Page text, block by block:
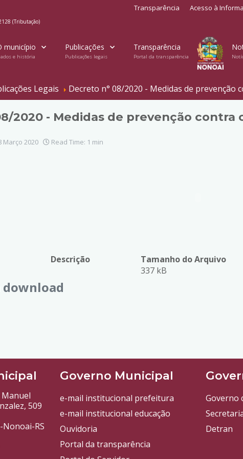
(Tributação)
Transparência Acesso à
município
e história
Publicações
Publicações legais
Transparência
Portal da transparência
Legais Decreto n° 08/2020 - Medidas de prevenção
2020 - Medidas de prevenção contra o
Março 2020 Read Time: 1 min
Descrição Tamanho do Arquivo
337 kB
Manuel
509
Nonoai-RS
Governo Municipal
e-mail institucional prefeitura
e-mail institucional educação
Ouvidoria
Portal da transparência
Governo
Detran